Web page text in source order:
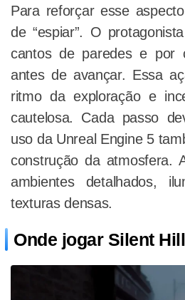
Para reforçar esse
de “espiar”. O
cantos de paredes e por
antes de avançar. Essa
ritmo da exploração e
cautelosa. Cada passo
uso da Unreal Engine 5
construção da atmosfera.
ambientes detalhados,
texturas densas.
Onde jogar Silent